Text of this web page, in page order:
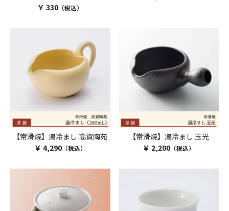
￥ 330 （税込）
【常滑焼】湯冷まし 高資陶苑
￥ 4,290（税込）
【常滑焼】湯冷まし 玉光
￥ 2,200 （税込）